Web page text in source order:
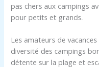
pas chers aux campings
pour petits et grands.
Les amateurs de
diversité des campings
détente sur la plage et